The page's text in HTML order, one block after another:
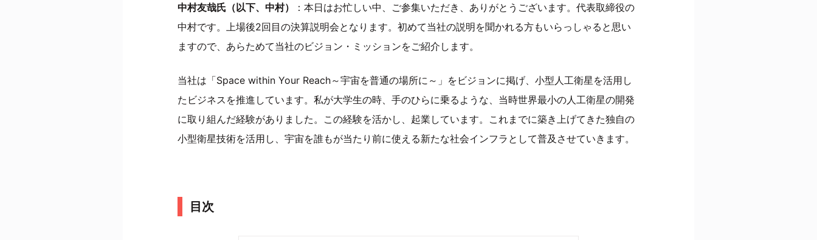
中村友哉氏（以下、中村）
：本日はお忙しい中、ご参集いただき、ありがとうございます。代表取締役の
中村です。上場後2回目の決算説明会となります。初めて当社の説明を聞かれる方もいらっしゃると思い
ますので、あらためて当社のビジョン・ミッションをご紹介します。
当社は「Space within Your Reach～宇宙を普通の場所に～」をビジョンに掲げ、小型人工衛星を活用し
たビジネスを推進しています。私が大学生の時、手のひらに乗るような、当時世界最小の人工衛星の開発
に取り組んだ経験がありました。この経験を活かし、起業しています。これまでに築き上げてきた独自の
小型衛星技術を活用し、宇宙を誰もが当たり前に使える新たな社会インフラとして普及させていきます。
目次